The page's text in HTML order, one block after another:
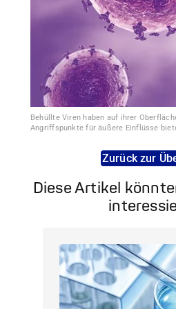
Behüllte Viren haben auf ihrer
Angriffspunkte für äußere Einflüsse
Zurück zur
Diese Artikel